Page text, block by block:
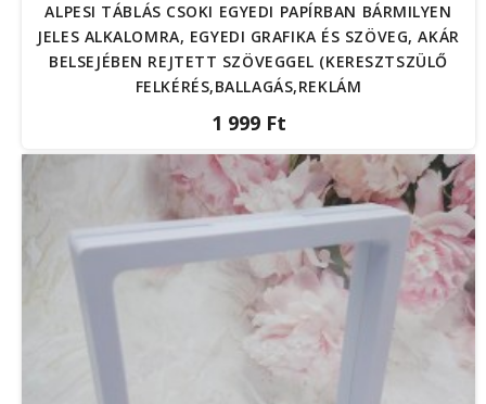
ALPESI TÁBLÁS CSOKI EGYEDI PAPÍRBAN BÁRMILYEN
JELES ALKALOMRA, EGYEDI GRAFIKA ÉS SZÖVEG, AKÁR
BELSEJÉBEN REJTETT SZÖVEGGEL (KERESZTSZÜLŐ
FELKÉRÉS,BALLAGÁS,REKLÁM
1 999 Ft